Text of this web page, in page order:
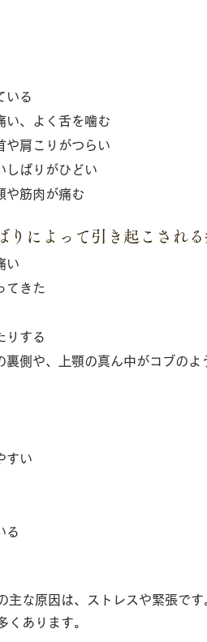
いる
い、よく舌を噛む
や肩こりがつらい
しばりがひどい
や筋肉が痛む
りによって引き起こされ
い
てきた
りする
側や、上顎の真ん中がコブのよ
すい
る
主な原因は、ストレスや緊張で
くあります。